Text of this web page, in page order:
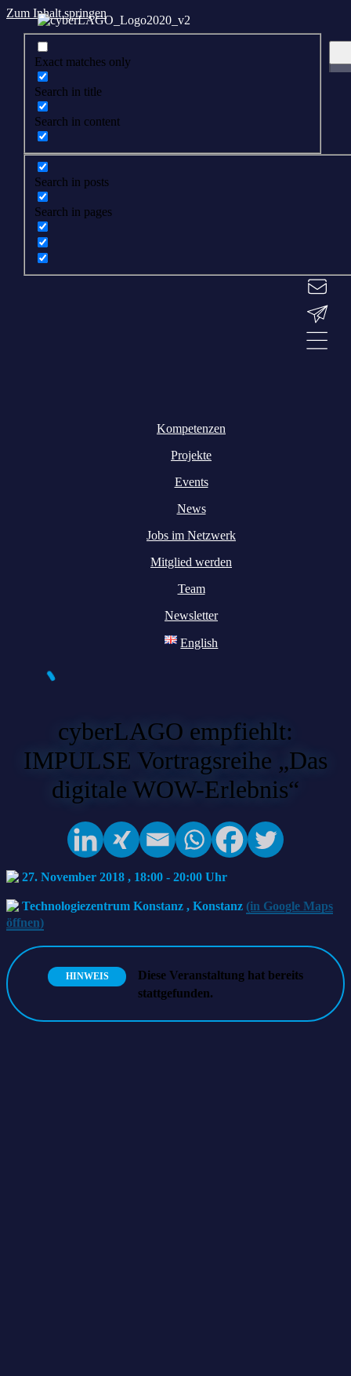
Zum Inhalt springen
Exact matches only
Search in title
Search in content
Search in posts
Search in pages
Kompetenzen
Projekte
Events
News
Jobs im Netzwerk
Mitglied werden
Team
Newsletter
English
cyberLAGO empfiehlt:
IMPULSE Vortragsreihe „Das
digitale WOW-Erlebnis“
27. November 2018 , 18:00 - 20:00
Technologiezentrum Konstanz , Konstanz (in Google Maps
öffnen)
HINWEIS
Diese Veranstaltung hat bereits
stattgefunden.